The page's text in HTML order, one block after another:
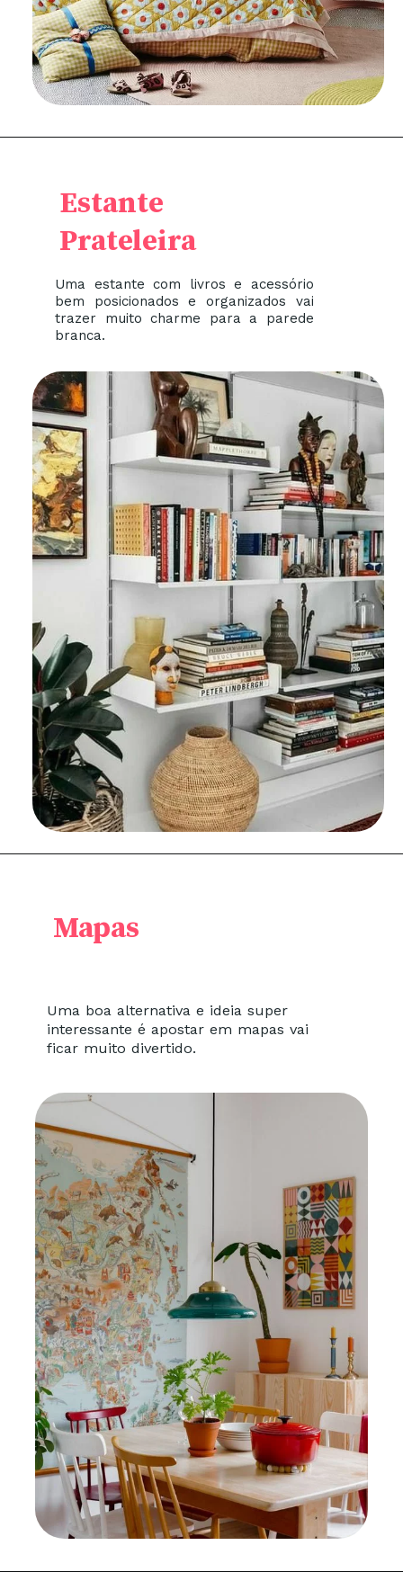
Uma estante com livros e acessório
bem posicionados e organizados vai
trazer muito charme para a parede
branca.
Estante
Prateleira
Uma boa alternativa e ideia super
interessante é apostar em mapas vai
ficar muito divertido.
Mapas